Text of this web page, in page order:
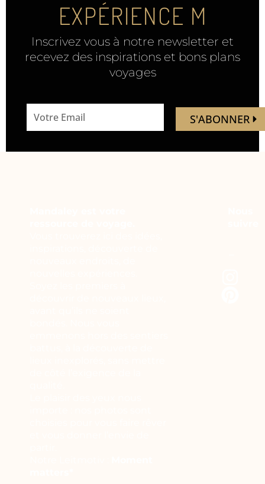
EXPÉRIENCE M
Inscrivez vous à notre newsletter et
recevez des inspirations et bons plans
voyages
address
S'ABONNER